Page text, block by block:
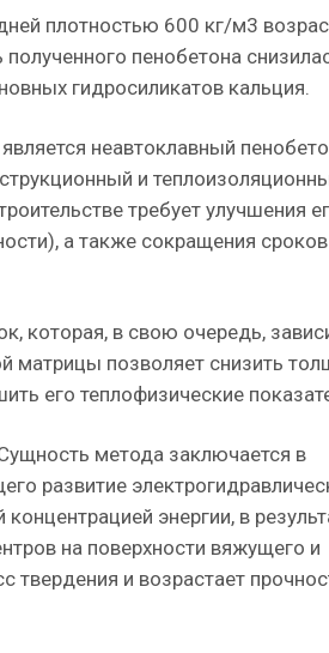
плотностью 600 кг/м3
пенобетона
гидросиликатов кальция.
неавтоклавный
и
требует улучшения
а также сокращения сроков
которая, в свою очередь,
матрицы позволяет снизить
его теплофизические
метода заключается в
развитие
энергии, в
на поверхности вяжущего и
твердения и возрастает